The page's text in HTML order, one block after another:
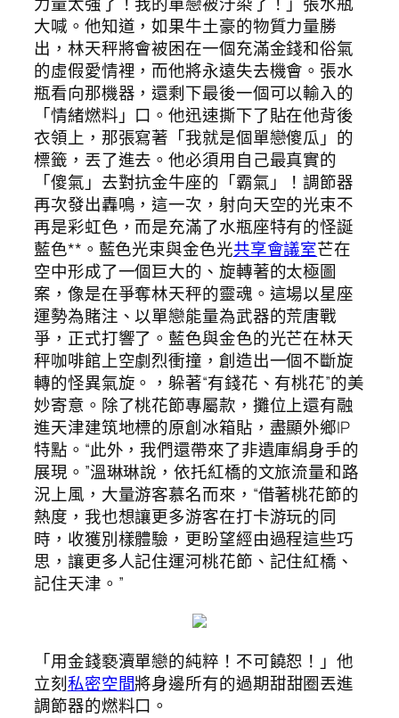
大喊。他知道，如果牛土豪的物質力量勝
出，林天秤將會被困在一個充滿金錢和俗氣
的虛假愛情裡，而他將永遠失去機會。張水
瓶看向那機器，還剩下最後一個可以輸入的
「情緒燃料」口。他迅速撕下了貼在他背後
衣領上，那張寫著「我就是個單戀傻瓜」的
標籤，丟了進去。他必須用自己最真實的
「傻氣」去對抗金牛座的「霸氣」！調節器
再次發出轟鳴，這一次，射向天空的光束不
再是彩虹色，而是充滿了水瓶座特有的怪誕
藍色**。藍色光束與金色光共享會議室芒在
空中形成了一個巨大的、旋轉著的太極圖
案，像是在爭奪林天秤的靈魂。這場以星座
運勢為賭注、以單戀能量為武器的荒唐戰
爭，正式打響了。藍色與金色的光芒在林天
秤咖啡館上空劇烈衝撞，創造出一個不斷旋
轉的怪異氣旋。，躲著“有錢花、有桃花”的美
妙寄意。除了桃花節專屬款，攤位上還有融
進天津建筑地標的原創冰箱貼，盡顯外鄉IP
特點。“此外，我們還帶來了非遺庫絹身手的
展現。”溫琳琳說，依托紅橋的文旅流量和路
況上風，大量游客慕名而來，“借著桃花節的
熱度，我也想讓更多游客在打卡游玩的同
時，收獲別樣體驗，更盼望經由過程這些巧
思，讓更多人記住運河桃花節、記住紅橋、
記住天津。”
「用金錢褻瀆單戀的純粹！不可饒恕！」他
立刻私密空間將身邊所有的過期甜甜圈丟進
調節器的燃料口。